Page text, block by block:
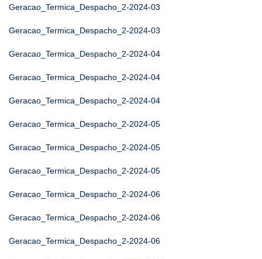
Geracao_Termica_Despacho_2-2024-03
Geracao_Termica_Despacho_2-2024-03
Geracao_Termica_Despacho_2-2024-04
Geracao_Termica_Despacho_2-2024-04
Geracao_Termica_Despacho_2-2024-04
Geracao_Termica_Despacho_2-2024-05
Geracao_Termica_Despacho_2-2024-05
Geracao_Termica_Despacho_2-2024-05
Geracao_Termica_Despacho_2-2024-06
Geracao_Termica_Despacho_2-2024-06
Geracao_Termica_Despacho_2-2024-06